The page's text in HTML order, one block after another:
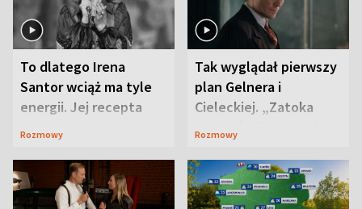
To dlatego Irena
Santor wciąż ma tyle
energii. Jej recepta
jest zaskakująco
Rozmowy
Tak wyglądał pierwszy
plan Gelnera i
Cieleckiej. „Zatoka
szpiegów” od razu ich
Rozmowy